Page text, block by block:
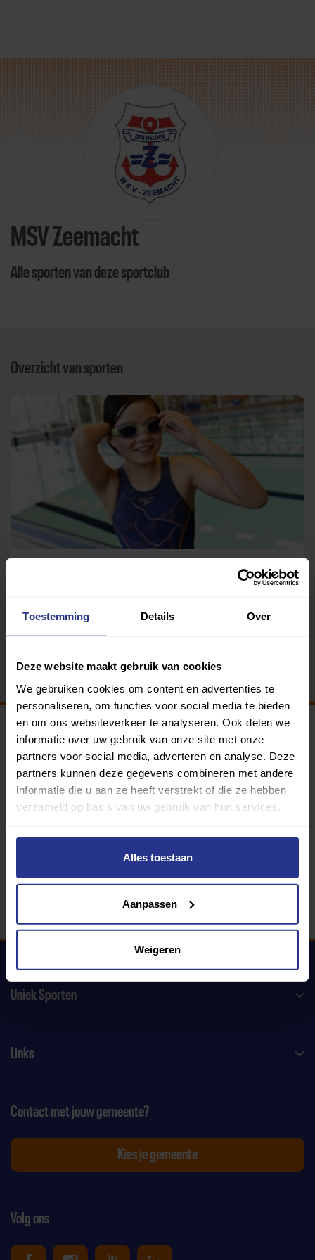
Toestemming Details Over
Deze website maakt gebruik van cookies
We gebruiken cookies om content en advertenties te
personaliseren, om functies voor social media te bieden
en om ons websiteverkeer te analyseren. Ook delen we
informatie over uw gebruik van onze site met onze
partners voor social media, adverteren en analyse. Deze
partners kunnen deze gegevens combineren met andere
informatie die u aan ze heeft verstrekt of die ze hebben
verzameld op basis van uw gebruik van hun services.
Alles toestaan
Aanpassen
Weigeren
Direct door naar content
MSV Zeemacht
Alle sporten van deze sportclub
Overzicht van sporten
Programma van:
340 gemeenten
Uniek Sporten
Links
Volg ons
Contact met jouw gemeente?
Kies je gemeente